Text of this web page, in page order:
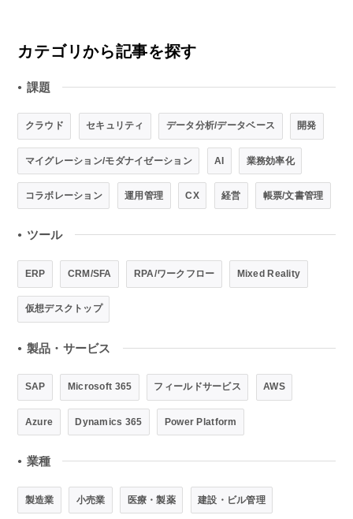
カテゴリから記事を探す
● 課題
クラウド セキュリティ データ分析/データベース 開発
マイグレーション/モダナイゼーション AI 業務効率化
コラボレーション 運用管理 CX 経営 帳票/文書管理
● ツール
ERP CRM/SFA RPA/ワークフロー Mixed Reality
仮想デスクトップ
● 製品・サービス
SAP Microsoft 365 フィールドサービス AWS
Azure Dynamics 365 Power Platform
● 業種
製造業 小売業 医療・製薬 建設・ビル管理